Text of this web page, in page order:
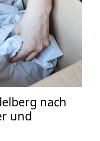
nach
und